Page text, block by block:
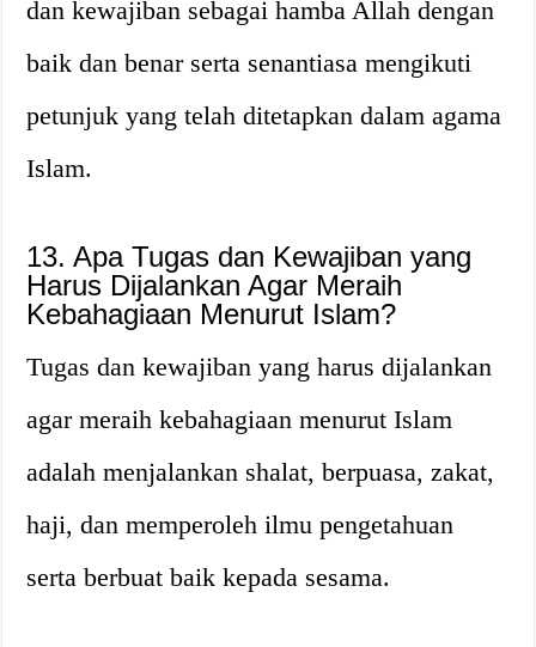
dan kewajiban sebagai hamba Allah dengan
baik dan benar serta senantiasa mengikuti
petunjuk yang telah ditetapkan dalam agama
Islam.
13. Apa Tugas dan Kewajiban yang
Harus Dijalankan Agar Meraih
Kebahagiaan Menurut Islam?
Tugas dan kewajiban yang harus dijalankan
agar meraih kebahagiaan menurut Islam
adalah menjalankan shalat, berpuasa, zakat,
haji, dan memperoleh ilmu pengetahuan
serta berbuat baik kepada sesama.